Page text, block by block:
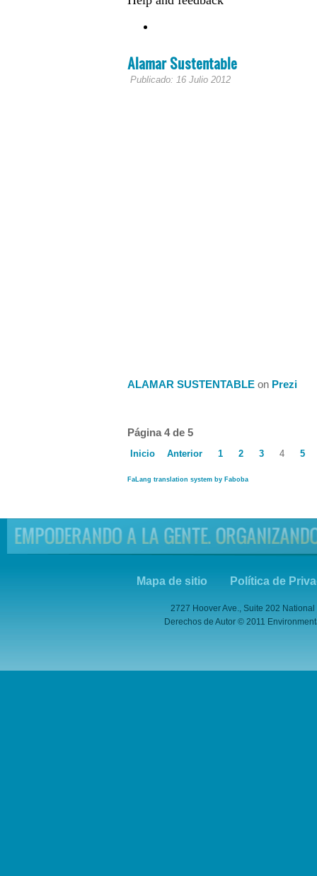
Alamar Sustentable
Publicado: 16 Julio 2012
ALAMAR SUSTENTABLE on Prezi
Página 4 de 5
Inicio Anterior 1 2 3 4 5
FaLang translation system by Faboba
Mapa de sitio Política de
2727 Hoover Ave., Suite 202
Derechos de Autor © 2011